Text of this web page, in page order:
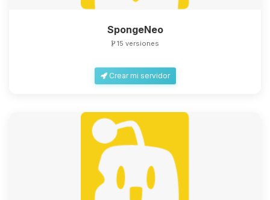
SpongeNeo
15 versiones
Crear mi servidor